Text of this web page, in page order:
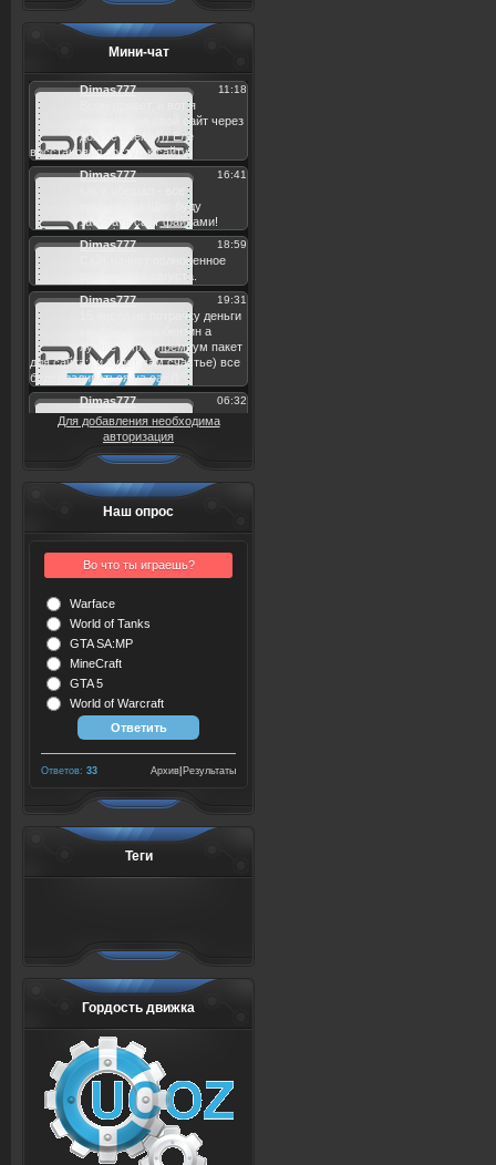
Мини-чат
Для добавления необходима
авторизация
Наш опрос
Во что ты играешь?
Warface
World of Tanks
GTA SA:MP
MineCraft
GTA 5
World of Warcraft
Ответов: 33 Результаты
Архив
Теги
Гордость движка